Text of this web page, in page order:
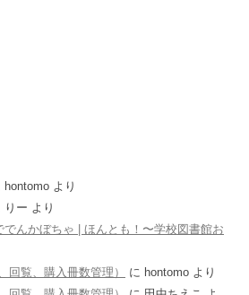
hontomo より
りー より
でんかぼちゃ | ほんとも！〜学校図書館お
回覧、購入冊数管理）
に hontomo より